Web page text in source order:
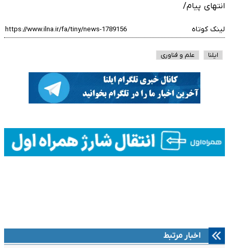
انتهای پیام/
لینک کوتاه
ایلنا علم و فناوری
اخبار مرتبط